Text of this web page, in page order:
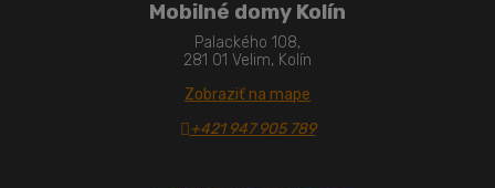
Mobilné domy Kolín
Palackého 108,
281 01 Velim, Kolín
Zobraziť na mape
+421 947 905 789